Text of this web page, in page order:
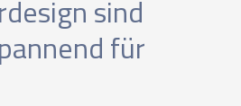
sind
für